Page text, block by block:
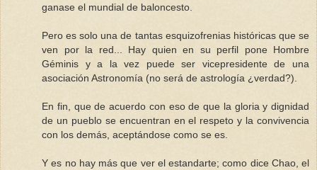
ganase el mundial de baloncesto.
Pero es solo una de tantas esquizofrenias históricas que se
ven por la red... Hay quien en su perfil pone Hombre
Géminis y a la vez puede ser vicepresidente de una
asociación Astronomía (no será de astrología ¿verdad?).
En fin, que de acuerdo con eso de que la gloria y dignidad
de un pueblo se encuentran en el respeto y la convivencia
con los demás, aceptándose como se es.
Y es no hay más que ver el estandarte; como dice Chao, el